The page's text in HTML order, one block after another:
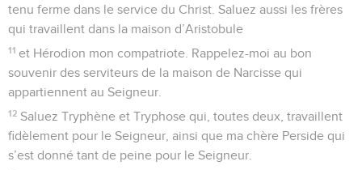
tenu ferme dans le service du Christ. Saluez aussi les frères
qui travaillent dans la maison d’Aristobule
11 et Hérodion mon compatriote. Rappelez-moi au bon
souvenir des serviteurs de la maison de Narcisse qui
appartiennent au Seigneur.
12 Saluez Tryphène et Tryphose qui, toutes deux, travaillent
fidèlement pour le Seigneur, ainsi que ma chère Perside qui
s’est donné tant de peine pour le Seigneur.